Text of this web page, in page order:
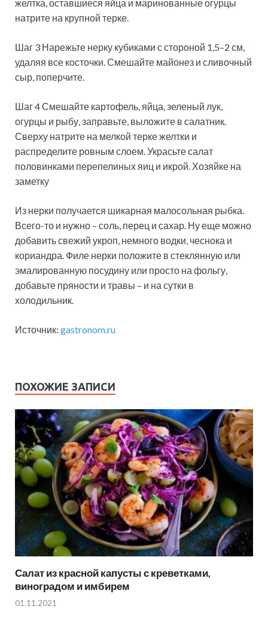
желтка, оставшиеся яйца и маринованные огурцы
натрите на крупной терке.
Шаг 3 Нарежьте нерку кубиками с стороной 1,5–2 см,
удаляя все косточки. Смешайте майонез и сливочный
сыр, поперчите.
Шаг 4 Смешайте картофель, яйца, зеленый лук,
огурцы и рыбу, заправьте, выложите в салатник.
Сверху натрите на мелкой терке желтки и
распределите ровным слоем. Украсьте салат
половинками перепелиных яиц и икрой. Хозяйке на
заметку
Из нерки получается шикарная малосольная рыбка.
Всего-то и нужно – соль, перец и сахар. Ну еще можно
добавить свежий укроп, немного водки, чеснока и
кориандра. Филе нерки положите в стеклянную или
эмалированную посудину или просто на фольгу,
добавьте пряности и травы – и на сутки в
холодильник.
Источник: gastronom.ru
ПОХОЖИЕ ЗАПИСИ
Салат из красной капусты с креветками,
виноградом и имбирем
01.11.2021